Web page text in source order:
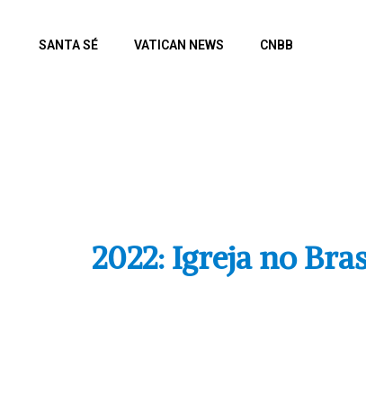
SANTA SÉ VATICAN NEWS CNBB
2022: Igreja no